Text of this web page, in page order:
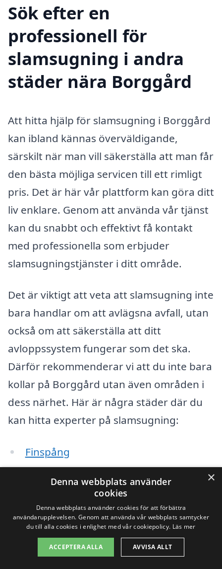
Sök efter en
professionell för
slamsugning i andra
städer nära Borggård
Att hitta hjälp för slamsugning i Borggård
kan ibland kännas överväldigande,
särskilt när man vill säkerställa att man får
den bästa möjliga servicen till ett rimligt
pris. Det är här vår plattform kan göra ditt
liv enklare. Genom att använda vår tjänst
kan du snabbt och effektivt få kontakt
med professionella som erbjuder
slamsugningstjänster i ditt område.
Det är viktigt att veta att slamsugning inte
bara handlar om att avlägsna avfall, utan
också om att säkerställa att ditt
avloppssystem fungerar som det ska.
Därför rekommenderar vi att du inte bara
kollar på Borggård utan även områden i
dess närhet. Här är några städer där du
kan hitta experter på slamsugning:
Finspång
Norrköping
Motala
×
Denna webbplats använder
cookies
Denna webbplats använder cookies för att förbättra
användarupplevelsen. Genom att använda vår webbplats samtycker
du till alla cookies i enlighet med vår cookiepolicy. Läs mer
ACCEPTERA ALLA AVVISA ALLT